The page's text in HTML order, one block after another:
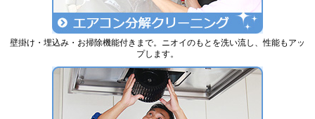
壁掛け・埋込み・お掃除機能付きまで。ニオイのもとを洗い流し、性能もアッ
プします。